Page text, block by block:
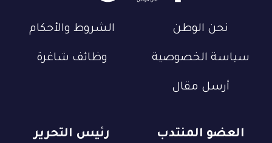
نحن الوطن الشروط والأحكام
سياسة الخصوصية وظائف شاغرة
أرسل مقال
العضو المنتدب رئيس التحرير